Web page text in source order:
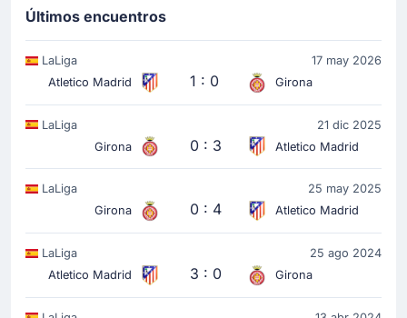
Últimos encuentros
LaLiga
17 may 2026
Atletico Madrid
1 : 0 Girona
LaLiga
21 dic 2025
Girona
0 : 3 Atletico Madrid
LaLiga
25 may 2025
Girona
0 : 4 Atletico Madrid
LaLiga
25 ago 2024
Atletico Madrid
3 : 0 Girona